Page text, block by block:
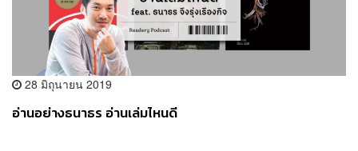
28 มิถุนายน 2019
อ่านอย่างธนาธร อ่านเล่มไหนดี